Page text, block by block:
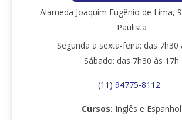
Alameda Joaquim Eugênio de Lima,
Paulista
Segunda a sexta-feira: das 7h30
Sábado: das 7h30 às 17h
(11) 94775-8112
Cursos: Inglês e Espanhol